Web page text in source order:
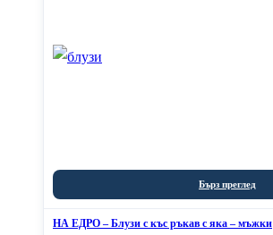
Бърз преглед
НА ЕДРО – Блузи с къс ръкав с яка – мъжки